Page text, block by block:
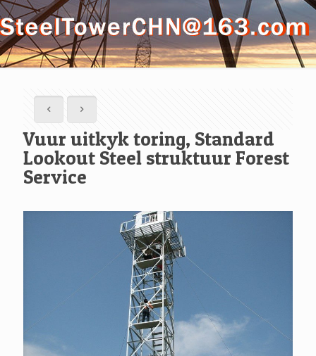
Vuur uitkyk toring, Standard
Lookout Steel struktuur Forest
Service